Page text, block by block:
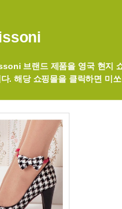
브랜드 제품을 영국 현지
. 해당 쇼핑몰을 클릭하면 미